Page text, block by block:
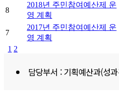
8
2018년 주민참여예산제 운
영 계획
7
2017년 주민참여예산제 운
영 계획
1 2
담당부서 : 기획예산과(성